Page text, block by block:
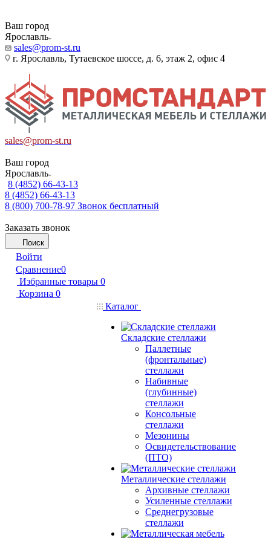
Ваш город
Ярославль
sales@prom-st.ru
г. Ярославль, Тутаевское шоссе, д. 6, этаж 2, офис 4
sales@prom-st.ru
Ваш город
Ярославль
8 (4852) 66-43-13
8 (4852) 66-43-13
8 (800) 700-78-97 Звонок бесплатный
Заказать звонок
Поиск
Войти
Сравнение0
Избранные товары 0
Корзина 0
Каталог
Складские стеллажи
Паллетные
(фронтальные)
стеллажи
Набивные
(глубинные)
стеллажи
Консольные
стеллажи
Мезонины
Освидетельствование
(ПТО)
Металлические стеллажи
Архивные стеллажи
Усиленные стеллажи
Среднегрузовые
стеллажи